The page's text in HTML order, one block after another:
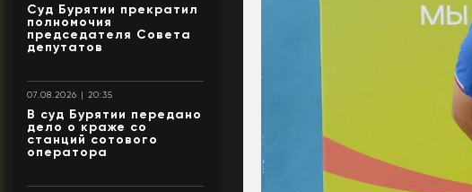
Суд Бурятии прекратил
полномочия
председателя Совета
депутатов
07.08.2026 | 20:35
В суд Бурятии передано
дело о краже со
станций сотового
оператора